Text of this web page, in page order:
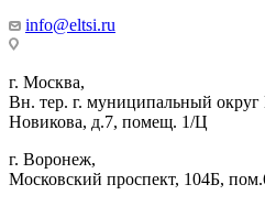
info@eltsi.ru
г. Москва,
Вн. тер. г. муниципальный
Новикова, д.7, помещ. 1/Ц
г. Воронеж,
​Московский проспект, 104Б,